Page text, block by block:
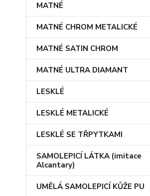
MATNÉ
MATNÉ CHROM METALICKÉ
MATNÉ SATIN CHROM
MATNÉ ULTRA DIAMANT
LESKLÉ
LESKLÉ METALICKÉ
LESKLÉ SE TŘPYTKAMI
SAMOLEPICÍ LÁTKA (imitace
Alcantary)
UMĚLÁ SAMOLEPICÍ KŮŽE PU